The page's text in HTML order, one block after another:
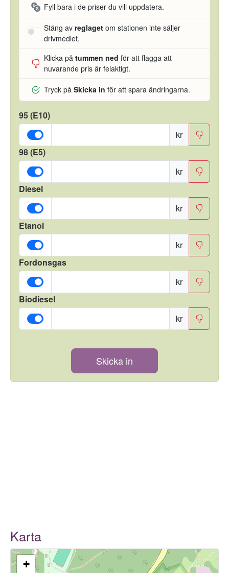
Fyll bara i de priser du vill uppdatera.
Stäng av reglaget om stationen inte säljer
drivmedlet.
Klicka på tummen ned för att flagga att
nuvarande pris är felaktigt.
Tryck på Skicka in för att spara ändringarna.
95 (E10)
kr
98 (E5)
kr
Diesel
kr
Etanol
kr
Fordonsgas
kr
Biodiesel
kr
Skicka in
Karta
+